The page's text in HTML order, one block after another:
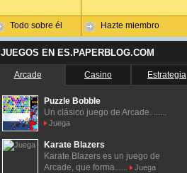
Todo sobre él Hazte miembro
JUEGOS EN ES.PAPERBLOG.COM
Arcade Casino Estrategia
Puzzle Bobble
Un clásico juego de Arcade. ......
Juega
Karate Blazers
Karate Blazers es un juego de
Arcade, que forma......
Juega